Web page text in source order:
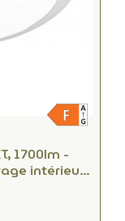
1700lm -
intérieur